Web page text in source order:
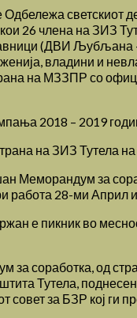
26 члена на ЗИЗ
(ДВИ
владини и
на МЗЗПР со
2018 – 2019
на ЗИЗ Тутела
за
работа 28-ми Април
е пикник во
соработка, од
Тутела,
за БЗР кој ги